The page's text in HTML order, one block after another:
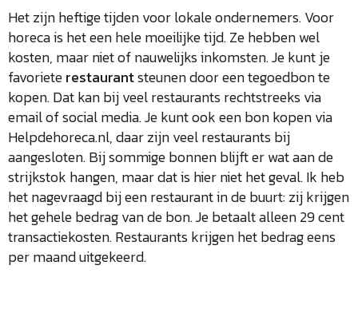
Het zijn heftige tijden voor lokale ondernemers. Voor
horeca is het een hele moeilijke tijd. Ze hebben wel
kosten, maar niet of nauwelijks inkomsten. Je kunt je
favorieterestaurantsteunen door een tegoedbon te
kopen. Dat kan bij veel restaurants rechtstreeks via
email of social media. Je kunt ook een bon kopen via
Helpdehoreca.nl, daar zijn veel restaurants bij
aangesloten. Bij sommige bonnen blijft er wat aan de
strijkstok hangen, maar dat is hier niet het geval. Ik heb
het nagevraagd bij een restaurant in de buurt: zij krijgen
het gehele bedrag van de bon. Je betaalt alleen 29 cent
transactiekosten. Restaurants krijgen het bedrag eens
per maand uitgekeerd.